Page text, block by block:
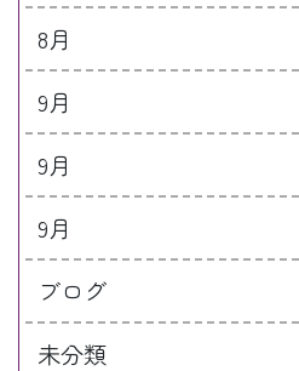
8月
9月
9月
9月
ブログ
未分類